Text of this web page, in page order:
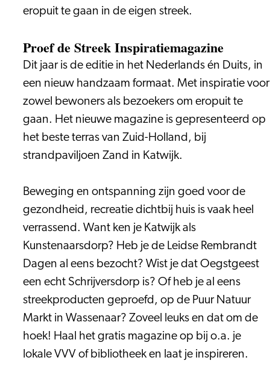
eropuit te gaan in de eigen streek.
Proef de Streek Inspiratiemagazine
Dit jaar is de editie in het Nederlands én Duits, in
een nieuw handzaam formaat. Met inspiratie voor
zowel bewoners als bezoekers om eropuit te
gaan. Het nieuwe magazine is gepresenteerd op
het beste terras van Zuid-Holland, bij
strandpaviljoen Zand in Katwijk.
Beweging en ontspanning zijn goed voor de
gezondheid, recreatie dichtbij huis is vaak heel
verrassend. Want ken je Katwijk als
Kunstenaarsdorp? Heb je de Leidse Rembrandt
Dagen al eens bezocht? Wist je dat Oegstgeest
een echt Schrijversdorp is? Of heb je al eens
streekproducten geproefd, op de Puur Natuur
Markt in Wassenaar? Zoveel leuks en dat om de
hoek! Haal het gratis magazine op bij o.a. je
lokale VVV of bibliotheek en laat je inspireren.